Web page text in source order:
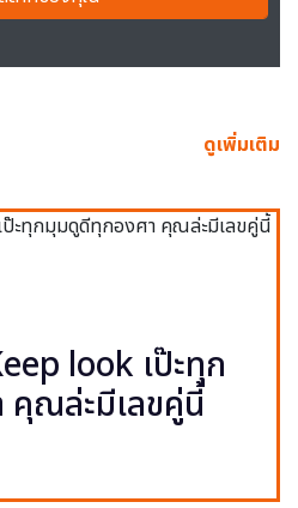
ดูเพิ่มเติม
look เป๊ะทุก
ณล่ะมีเลขคู่นี้